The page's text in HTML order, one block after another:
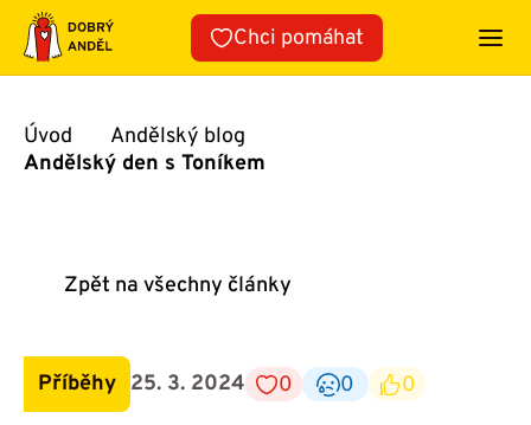
Přeskočit
obsah
Chci pomáhat
Úvod
Andělský blog
Andělský den s Toníkem
Zpět na všechny články
Příběhy 25. 3. 2024 0 0 0